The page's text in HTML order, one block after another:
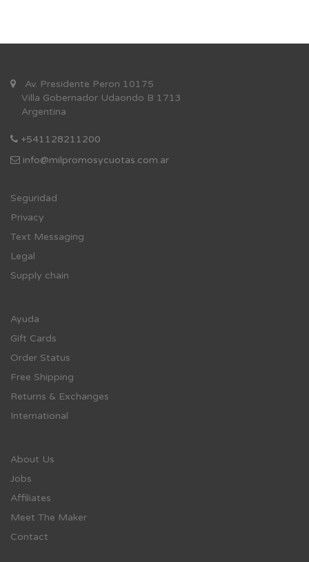
Av. Presidente Peron 10175
Villa Gobernador Udaondo B 1713
Argentina
+541128211200
info@milpromosycuotas.com.ar
Seguridad
Privacy
Text Messaging
Legal
Supply chain
Ayuda
Gift Cards
Order Status
Free Shipping
Returns & Exchanges
International
About Us
Jobs
Affiliates
Meet The Maker
Contact